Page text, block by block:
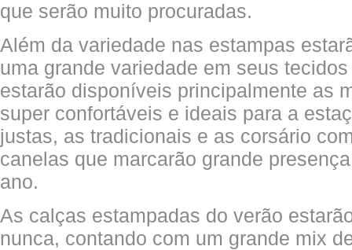
que serão muito procuradas.
Além da variedade nas estampas
uma grande variedade em seus
estarão disponíveis principalmente as
super confortáveis e ideais para a
justas, as tradicionais e as corsário
canelas que marcarão grande
ano.
As calças estampadas do verão
nunca, contando com um grande mix